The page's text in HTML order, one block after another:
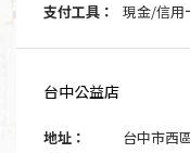
支付工具：
現金/信用
台中公益店
地址：
台中市西